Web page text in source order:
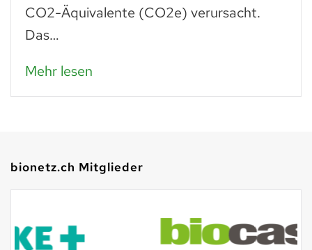
CO2-Äquivalente (CO2e) verursacht.
Das…
Mehr lesen
bionetz.ch Mitglieder